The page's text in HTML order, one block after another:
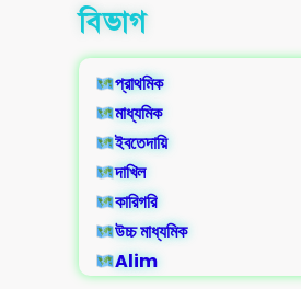
বিভাগ
প্রাথমিক
মাধ্যমিক
ইবতেদায়ি
দাখিল
কারিগরি
উচ্চ মাধ্যমিক
Alim